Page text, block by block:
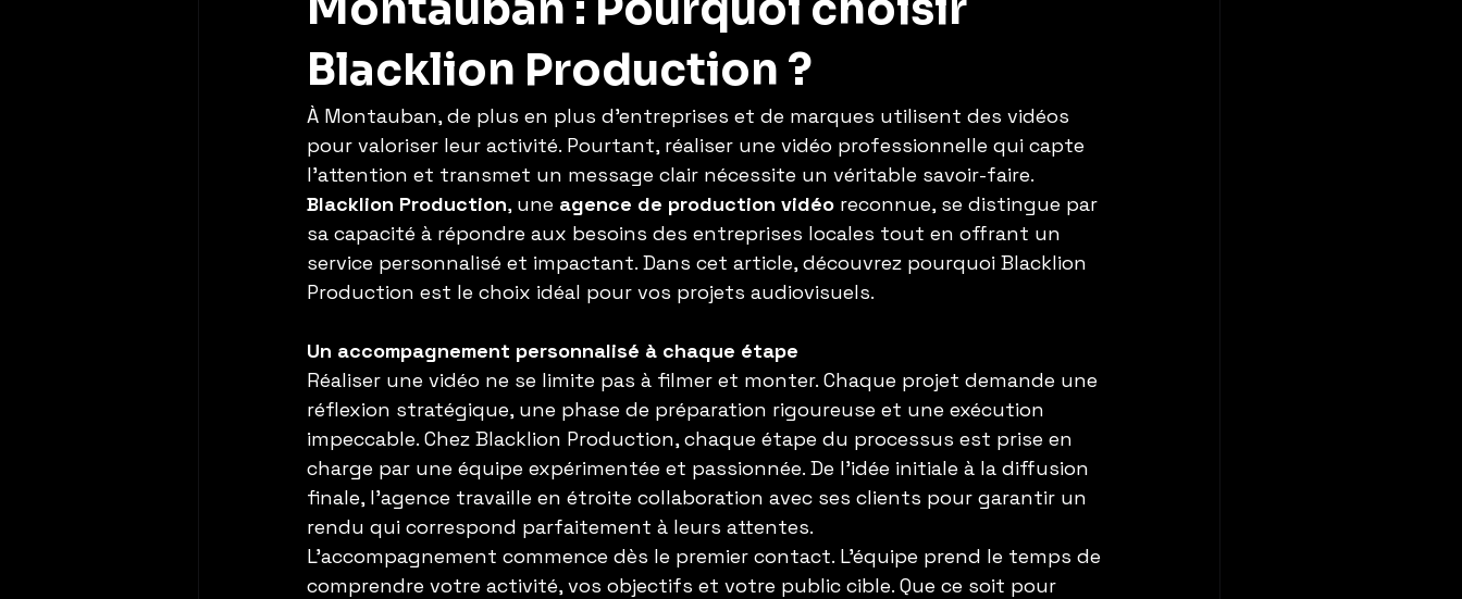
Blacklion Production ?
À Montauban, de plus en plus d'entreprises et de marques utilisent des vidéos
pour valoriser leur activité. Pourtant, réaliser une vidéo professionnelle qui capte
l'attention et transmet un message clair nécessite un véritable savoir-faire.
Blacklion Production, une agence de production vidéo reconnue, se distingue par
sa capacité à répondre aux besoins des entreprises locales tout en offrant un
service personnalisé et impactant. Dans cet article, découvrez pourquoi Blacklion
Production est le choix idéal pour vos projets audiovisuels.
Un accompagnement personnalisé à chaque étape
Réaliser une vidéo ne se limite pas à filmer et monter. Chaque projet demande une
réflexion stratégique, une phase de préparation rigoureuse et une exécution
impeccable. Chez Blacklion Production, chaque étape du processus est prise en
charge par une équipe expérimentée et passionnée. De l'idée initiale à la diffusion
finale, l’agence travaille en étroite collaboration avec ses clients pour garantir un
rendu qui correspond parfaitement à leurs attentes.
L’accompagnement commence dès le premier contact. L’équipe prend le temps de
comprendre votre activité, vos objectifs et votre public cible. Que ce soit pour